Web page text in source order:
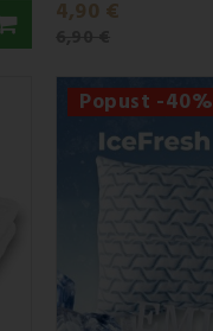
4,90 €
Popust -40%